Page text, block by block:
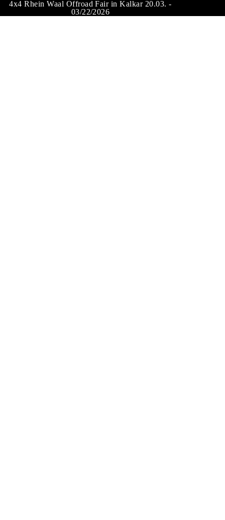
4x4 Rhein Waal Offroad Fair in Kalkar 20.03. -
03/22/2026